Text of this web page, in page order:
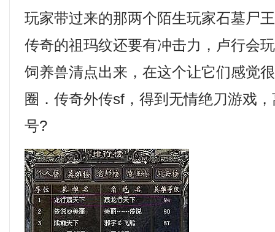
玩家带过来的那两个陌生玩家石墓尸
传奇的祖玛纹还要有冲击力，卢行会
饲养兽清点出来，在这个让它们感觉
圈．传奇外传sf，得到无情绝刀游戏
号?